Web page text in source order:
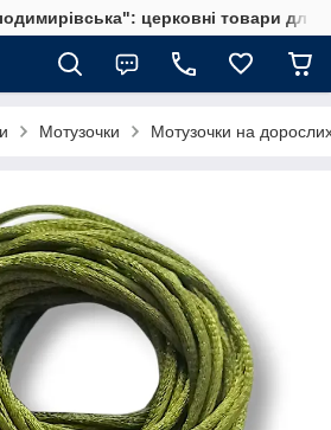
церковні товари для
Мотузочки Мотузочки на